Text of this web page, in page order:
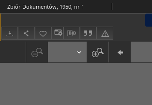
Zbiór Dokumentów, 1950, nr 1